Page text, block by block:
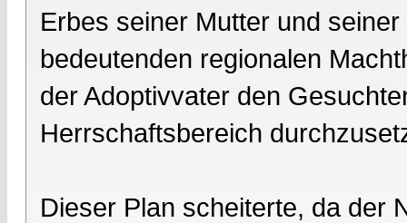
Erbes seiner Mutter und
bedeutenden regionalen
der Adoptivvater den
Herrschaftsbereich
Dieser Plan scheiterte, da der